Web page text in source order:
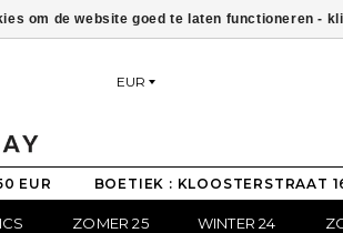
EUR
EUR BOETIEK : KLOOSTERSTRAAT
ZOMER 25 WINTER 24
om de website goed te laten functioneren -